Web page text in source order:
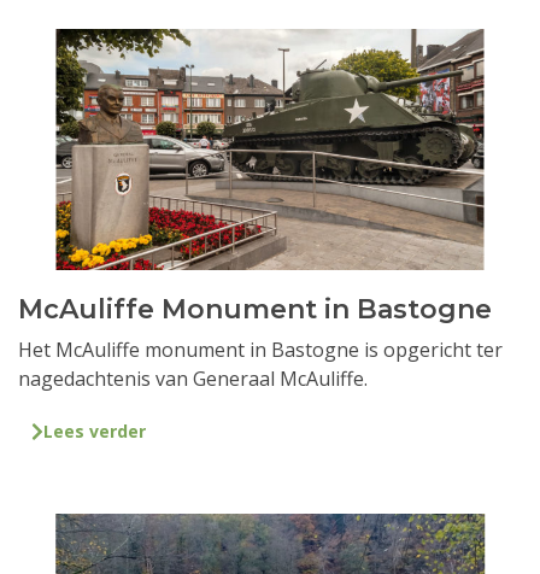
McAuliffe Monument in Bastogne
Het McAuliffe monument in Bastogne is opgericht ter
nagedachtenis van Generaal McAuliffe.
Lees verder